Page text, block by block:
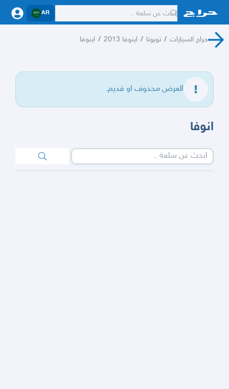
AR
حراج السيارات / تويوتا / اينوفا 2013 / اينوفا
العرض محذوف او قديم.
انوفا